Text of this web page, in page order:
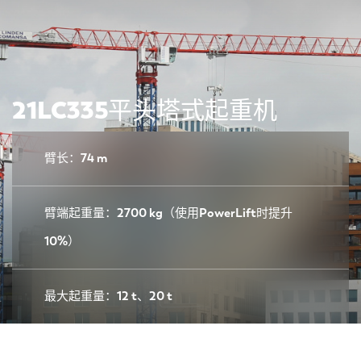
21LC335平头塔式起重机
臂长：74 m
臂端起重量：2700 kg（使用PowerLift时提升
10%）
最大起重量：12 t、20 t